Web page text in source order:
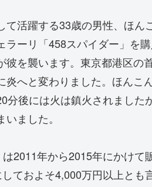
て活躍する33歳の男性、ほ
ラーリ「458スパイダー」を
彼を襲います。東京都港区の
炎へと変わりました。ほんこ
分後には火は鎮火されまし
ました。
2011年から2015年にかけ
ておよそ4,000万円以上と